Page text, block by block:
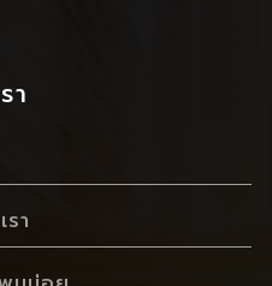
า
า